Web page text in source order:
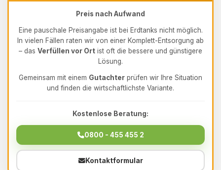
Preis nach Aufwand
Eine pauschale Preisangabe ist bei Erdtanks nicht möglich.
In vielen Fällen raten wir von einer Komplett-Entsorgung ab
– das Verfüllen vor Ort ist oft die bessere und günstigere
Lösung.
Gemeinsam mit einem Gutachter prüfen wir Ihre Situation
und finden die wirtschaftlichste Variante.
Kostenlose Beratung:
0800 - 455 455 2
Kontaktformular